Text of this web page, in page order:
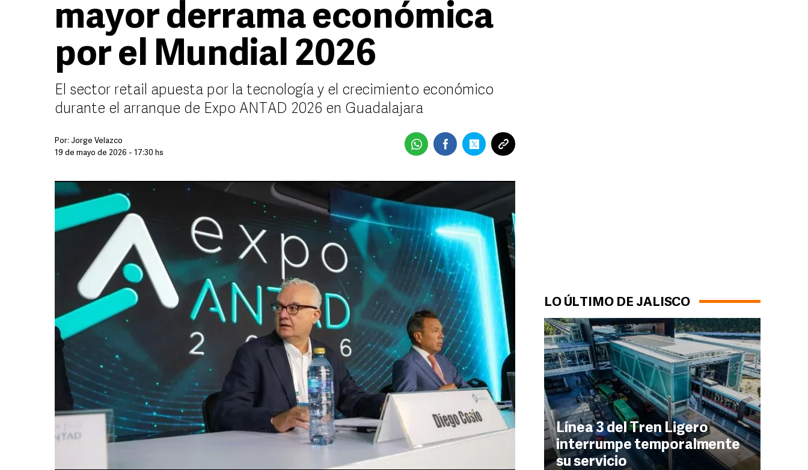
LO ÚLTIMO DE JALISCO
Línea 3 del Tren Ligero
interrumpe temporalmente
su servicio
mayor derrama económica
por el Mundial 2026
El sector retail apuesta por la tecnología y el crecimiento económico
durante el arranque de Expo ANTAD 2026 en Guadalajara
Por: Jorge Velazco
19 de mayo de 2026 - 17:30 hs